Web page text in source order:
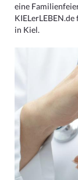
eine
in Kiel.